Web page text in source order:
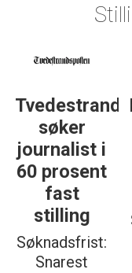
søker
journalist i
60 prosent
fast
stilling
Søknadsfrist:
Snarest